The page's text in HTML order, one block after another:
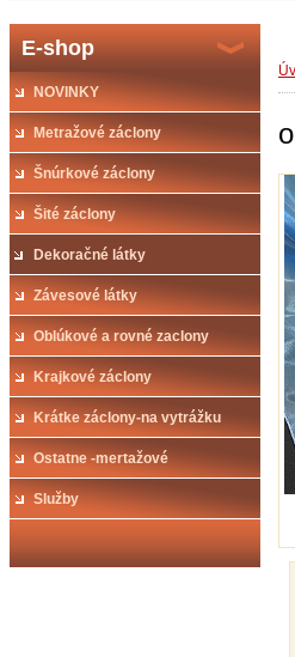
E-shop
NOVINKY
Metražové záclony
Šnúrkové záclony
Šité záclony
Dekoračné látky
Závesové látky
Oblúkové a rovné zaclony
Krajkové záclony
Krátke záclony-na vytrážku
Ostatne -mertažové
Služby